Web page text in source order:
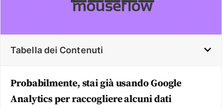
Tabella dei Contenuti
Probabilmente, stai già usando Google
Analytics per raccogliere alcuni dati